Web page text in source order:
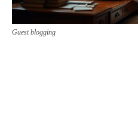
Guest blogging